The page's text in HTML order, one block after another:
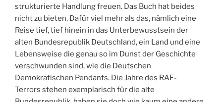
strukturierte Handlung freuen. Das Buch hat beides
nicht zu bieten. Dafür viel mehr als das, nämlich eine
Reise tief, tief hinein in das Unterbewusstsein der
alten Bundesrepublik Deutschland, ein Land und eine
Lebensweise die genau so im Dunst der Geschichte
verschwunden sind, wie die Deutschen
Demokratischen Pendants. Die Jahre des RAF-
Terrors stehen exemplarisch für die alte